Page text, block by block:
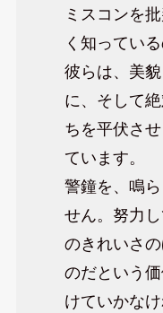
ミスコンを
く知っている
彼らは、美
に、そして
ちを平伏さ
ています。
警鐘を、鳴
せん。努力
のきれいさ
のだという
けていかな